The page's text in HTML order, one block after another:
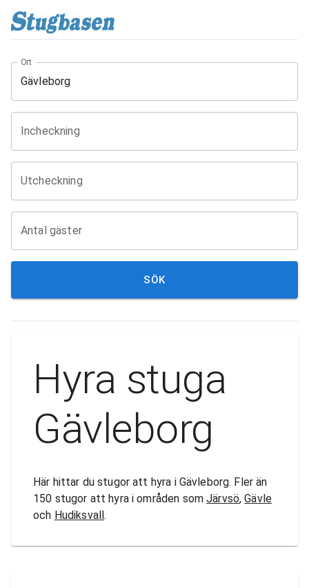
Ort
Incheckning
Utcheckning
Antal gäster
SÖK
Hyra stuga
Gävleborg
Här hittar du stugor att hyra i Gävleborg. Fler än
150 stugor att hyra i områden somJärvsö,Gävle
och Hudiksvall.